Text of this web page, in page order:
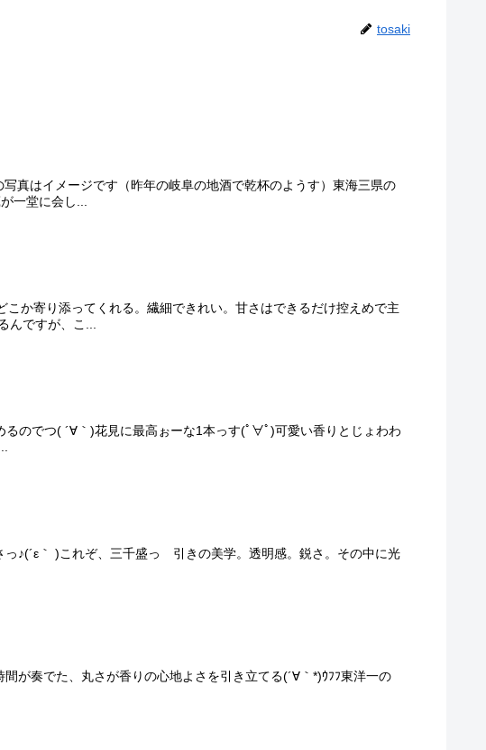
tosaki
真はイメージです（昨年の岐阜の地酒で乾杯のようす）東海三県の
一堂に会し...
か寄り添ってくれる。繊細できれい。甘さはできるだけ控えめで主
んですが、こ...
のでつ( ´∀｀)花見に最高ぉーな1本っす(ﾟ∀ﾟ)可愛い香りとじょわわ
♪(´ε｀ )これぞ、三千盛っ 引きの美学。透明感。鋭さ。その中に光
奏でた、丸さが香りの心地よさを引き立てる(´∀｀*)ｳﾌﾌ東洋一の